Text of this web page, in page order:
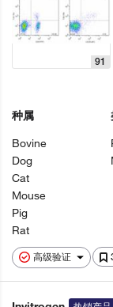
高级验证
91
种属
Bovine
Dog
Cat
Mouse
Pig
Rat